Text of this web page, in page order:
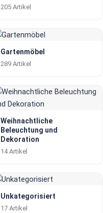
205 Artikel
Gartenmöbel
289 Artikel
Weihnachtliche
Beleuchtung und
Dekoration
14 Artikel
Unkategorisiert
17 Artikel